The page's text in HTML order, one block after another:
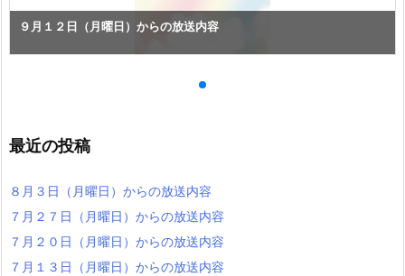
９月１２日（月曜日）からの放送内容
最近の投稿
８月３日（月曜日）からの放送内容
７月２７日（月曜日）からの放送内容
７月２０日（月曜日）からの放送内容
７月１３日（月曜日）からの放送内容